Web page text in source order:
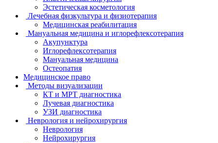
Эстетическая косметология
Лечебная физкультура и физиотерапия
Медицинская реабилитация
Мануальная медицина и иглорефлексотерапия
Акупунктура
Иглорефлексотерапия
Мануальная медицина
Остеопатия
Медицинское право
Методы визуализации
КТ и МРТ диагностика
Лучевая диагностика
УЗИ диагностика
Неврология и нейрохирургия
Неврология
Нейрохирургия